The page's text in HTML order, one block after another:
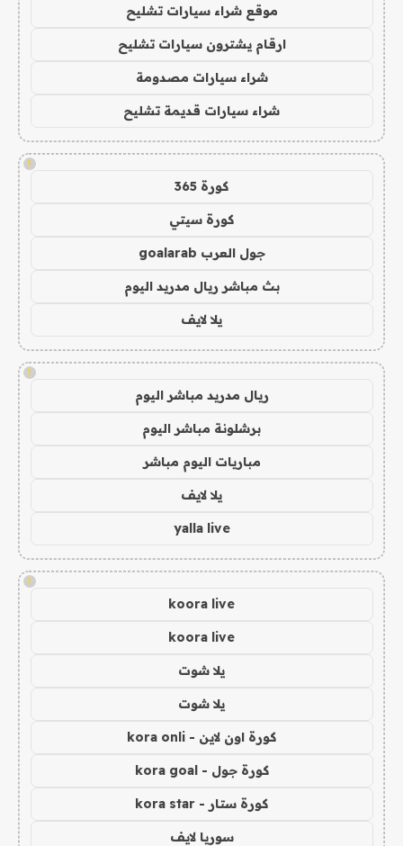
موقع شراء سيارات تشليح
ارقام يشترون سيارات تشليح
شراء سيارات مصدومة
شراء سيارات قديمة تشليح
!
كورة 365
كورة سيتي
جول العرب goalarab
بث مباشر ريال مدريد اليوم
يلا لايف
!
ريال مدريد مباشر اليوم
برشلونة مباشر اليوم
مباريات اليوم مباشر
يلا لايف
yalla live
!
koora live
koora live
يلا شوت
يلا شوت
كورة اون لاين - kora onli
كورة جول - kora goal
كورة ستار - kora star
سوريا لايف